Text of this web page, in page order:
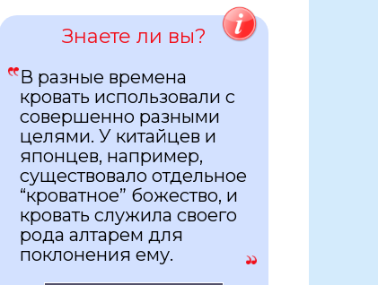
Знаете ли вы?
В разные времена
кровать использовали с
совершенно разными
целями. У китайцев и
японцев, например,
существовало отдельное
“кроватное” божество, и
кровать служила своего
рода алтарем для
поклонения ему.